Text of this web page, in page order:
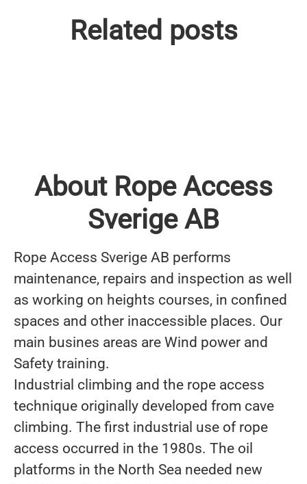
Related posts
Sommaravslutning och nya
About Rope Access
Sverige AB
Rope Access Sverige AB performs
maintenance, repairs and inspection as well
as working on heights courses, in confined
spaces and other inaccessible places. Our
main busines areas are Wind power and
Safety training.
Industrial climbing and the rope access
technique originally developed from cave
climbing. The first industrial use of rope
access occurred in the 1980s. The oil
platforms in the North Sea needed new